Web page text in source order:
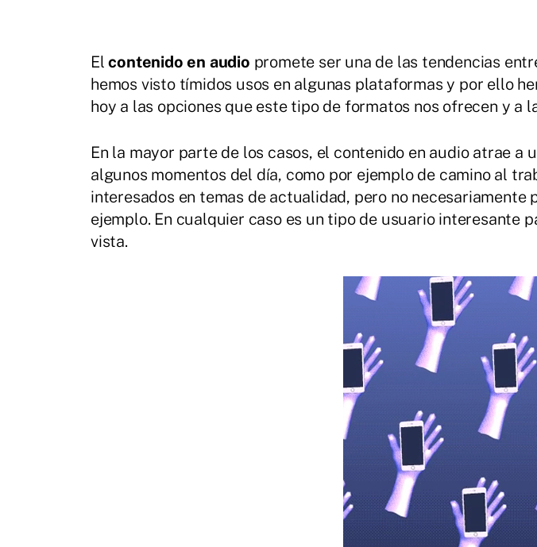
Elcontenido en audio promete ser una de las tendencias
hemos visto tímidos usos en algunas plataformas y por ello
hoy a las opciones que este tipo de formatos nos ofrecen y a
En la mayor parte de los casos, el contenido en audio atrae a
algunos momentos del día, como por ejemplo de camino al
interesados en temas de actualidad, pero no necesariamente
ejemplo. En cualquier caso es un tipo de usuario interesante
vista.